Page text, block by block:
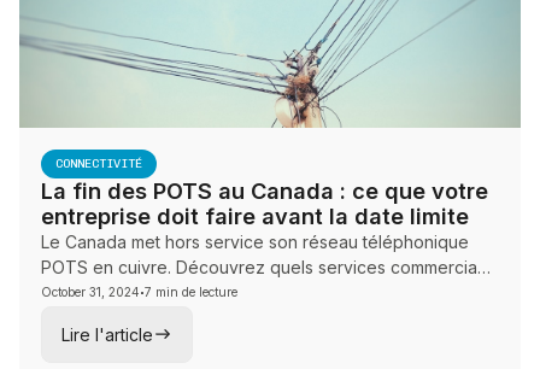
CONNECTIVITÉ
La fin des POTS au Canada : ce que votre
entreprise doit faire avant la date limite
Le Canada met hors service son réseau téléphonique
POTS en cuivre. Découvrez quels services commerciaux
sont touchés, le calendrier de migration et comment
rechange modernes.
October 31, 2024·7 min de lecture
Lire l'article